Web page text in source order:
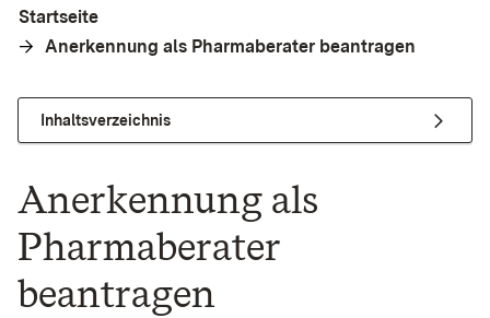
Startseite
Anerkennung als Pharmaberater beantragen
Inhaltsverzeichnis
Anerkennung als
Pharmaberater
beantragen